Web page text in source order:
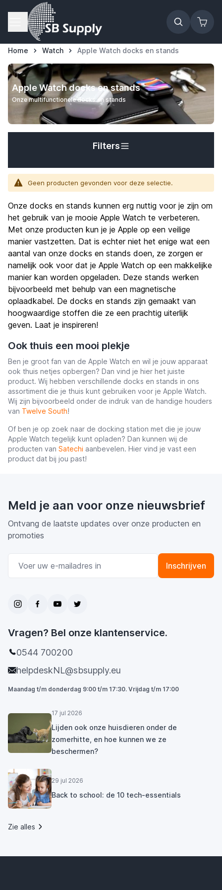
Ga naar de inhoud
Home Watch Apple Watch docks en stands
Apple Watch docks en stands
Onze multifunctionele docks en stands
Filters
Geen producten gevonden voor deze selectie.
Onze docks en stands kunnen erg nuttig voor je zijn om
het gebruik van je mooie Apple Watch te verbeteren.
Met onze producten kun je je Apple op een veilige
manier vastzetten. Dat is echter niet het enige wat een
aantal van onze docks en stands doen, ze zorgen er
namelijk ook voor dat je Apple Watch op een makkelijke
manier kan worden opgeladen. Deze stands werken
bijvoorbeeld met behulp van een magnetische
oplaadkabel. De docks en stands zijn gemaakt van
hoogwaardige stoffen die ze een prachtig uiterlijk
geven. Laat je inspireren!
Ook thuis een mooi plekje
Ben je groot fan van de Apple Watch en wil je jouw apparaat
ook thuis netjes opbergen? Dan vind je hier het juiste
product. Wij hebben verschillende docks en stands in ons
assortiment die je thuis kunt gebruiken voor je Apple Watch.
Wij zijn bijvoorbeeld onder de indruk van de handige houders
van Twelve South!
Of ben je op zoek naar de docking station met die je jouw
Apple Watch tegelijk kunt opladen? Dan kunnen wij de
producten van Satechi aanbevelen. Hier vind je vast een
product dat bij jou past!
Meld je aan voor onze nieuwsbrief
Ontvang de laatste updates over onze producten en
promoties
Inschrijven
Vragen? Bel onze klantenservice.
0544 700200
helpdeskNL@sbsupply.eu
Maandag t/m donderdag 9:00 t/m 17:30. Vrijdag t/m 17:00
17 jul 2026
Lijden ook onze huisdieren onder de
zomerhitte, en hoe kunnen we ze
beschermen?
29 jul 2026
Back to school: de 10 tech-essentials
Zie alles